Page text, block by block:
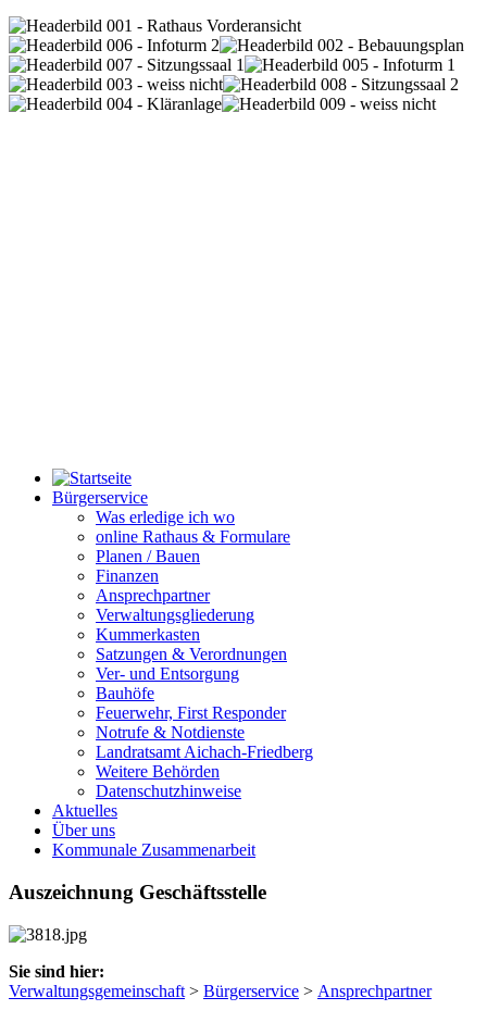
Bürgerservice
Was erledige ich wo
online Rathaus & Formulare
Planen / Bauen
Finanzen
Ansprechpartner
Verwaltungsgliederung
Kummerkasten
Satzungen & Verordnungen
Ver- und Entsorgung
Bauhöfe
Feuerwehr, First Responder
Notrufe & Notdienste
Landratsamt Aichach-Friedberg
Weitere Behörden
Datenschutzhinweise
Aktuelles
Über uns
Kommunale Zusammenarbeit
Auszeichnung Geschäftsstelle
Sie sind hier:
Verwaltungsgemeinschaft > Bürgerservice > Ansprechpartner